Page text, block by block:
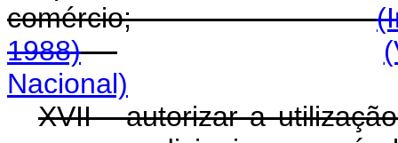
comércio;
1988)
Nacional)
XVII - autorizar a